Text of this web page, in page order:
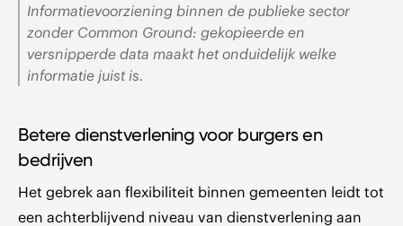
Informatievoorziening binnen de publieke sector
zonder Common Grou nd: gekopieerde en
versnipperde data maakt het onduidelij k welke
informatie juist is.
Betere dienstverlening voor burgers en
bedrijven
Het gebrek aan flexibiliteit binnen gemeenten leidt tot
een achterblijvend niveau van dienstverlening aan